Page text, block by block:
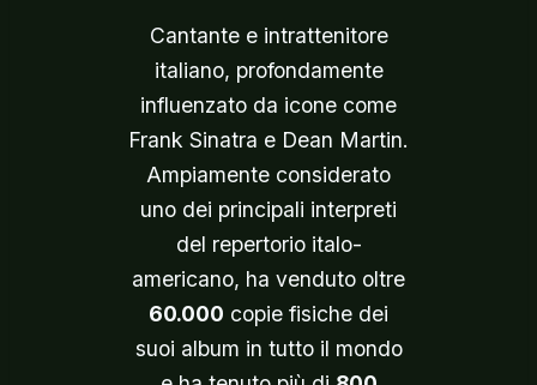
Cantante e intrattenitore
italiano, profondamente
influenzato da icone come
Frank Sinatra e Dean Martin.
Ampiamente considerato
uno dei principali interpreti
del repertorio italo-
americano, ha venduto oltre
60.000 copie fisiche dei
suoi album in tutto il mondo